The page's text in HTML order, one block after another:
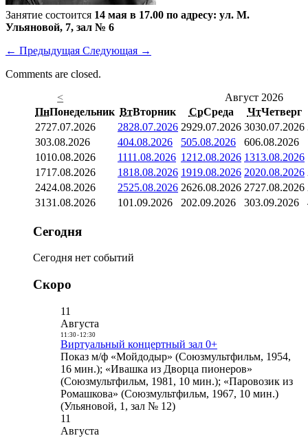
Занятие состоится 14 мая в 17.00 по адресу: ул. М.
Ульяновой, 7, зал № 6
← Предыдущая Следующая →
Comments are closed.
<
Август 2026
ПнПонедельник ВтВторник СрСреда ЧтЧетверг
2727.07.2026 2828.07.2026 2929.07.2026 3030.07.2026
303.08.2026 404.08.2026 505.08.2026 606.08.2026
1010.08.2026 1111.08.2026 1212.08.2026 1313.08.2026
1717.08.2026 1818.08.2026 1919.08.2026 2020.08.2026
2424.08.2026 2525.08.2026 2626.08.2026 2727.08.2026
3131.08.2026 101.09.2026 202.09.2026 303.09.2026
Сегодня
Сегодня нет событий
Скоро
11
Августа
11:30- 12:30
Виртуальный концертный зал 0+
Показ м/ф «Мойдодыр» (Союзмультфильм, 1954,
16 мин.); «Ивашка из Дворца пионеров»
(Союзмультфильм, 1981, 10 мин.); «Паровозик из
Ромашкова» (Союзмультфильм, 1967, 10 мин.)
(Ульяновой, 1, зал № 12)
11
Августа